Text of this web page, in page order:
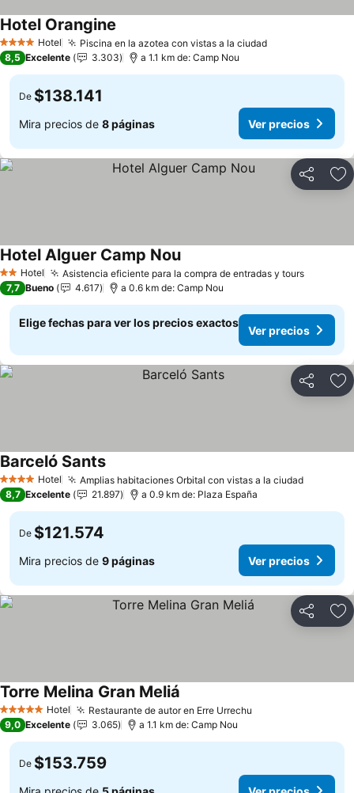
4 EstrellasHotel Piscina en la azotea con vistas a la ciudad
Hotel Orangine
8,5 Excelente 3.303 a 1.1 km de: Camp Nou
De $138.141
Mira precios de 8 páginas Ver precios
Compartir
2 Estrellas
Hotel Asistencia eficiente para la compra de entradas y tours
Hotel Alguer Camp Nou
7,7 Bueno 4.617 a 0.6 km de: Camp Nou
Elige fechas para ver los precios exactos
Ver precios
Compartir
4 EstrellasHotel Amplias habitaciones Orbital con vistas a la ciudad
Barceló Sants
8,7 Excelente 21.897 a 0.9 km de: Plaza España
De $121.574
Mira precios de 9 páginas Ver precios
Compartir
5 Estrellas Hotel Restaurante de autor en Erre Urrechu
Torre Melina Gran Meliá
9,0 Excelente 3.065 a 1.1 km de: Camp Nou
De $153.759